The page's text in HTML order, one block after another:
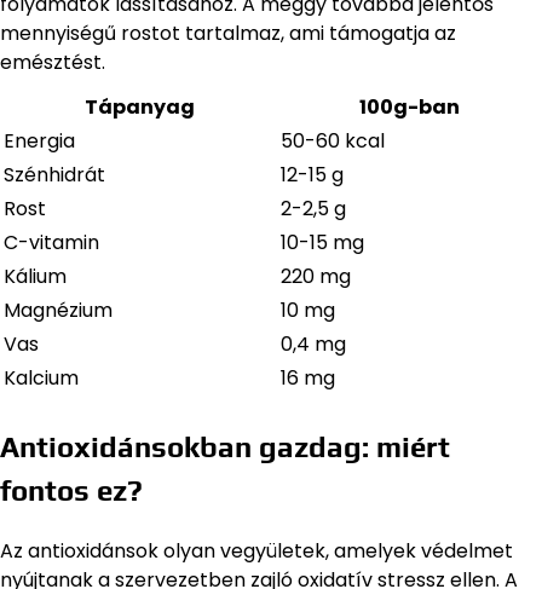
mennyiségű rostot tartalmaz, ami támogatja az
emésztést.
Tápanyag
100g-ban
Energia
50-60 kcal
Szénhidrát
12-15 g
Rost
2-2,5 g
C-vitamin
10-15 mg
Kálium
220 mg
Magnézium
10 mg
Vas
0,4 mg
Kalcium
16 mg
Antioxidánsokban gazdag: miért
fontos ez?
Az antioxidánsok olyan vegyületek, amelyek védelmet
nyújtanak a szervezetben zajló oxidatív stressz ellen. A